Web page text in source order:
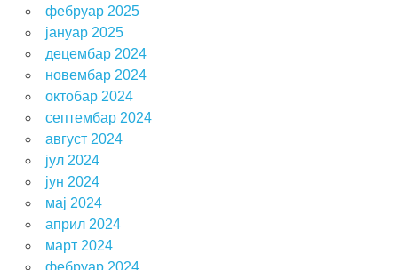
фебруар 2025
јануар 2025
децембар 2024
новембар 2024
октобар 2024
септембар 2024
август 2024
јул 2024
јун 2024
мај 2024
април 2024
март 2024